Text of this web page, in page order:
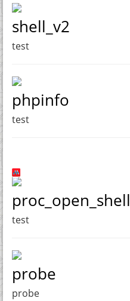
shell_v2
test
phpinfo
test
proc_open_shell
test
probe
probe